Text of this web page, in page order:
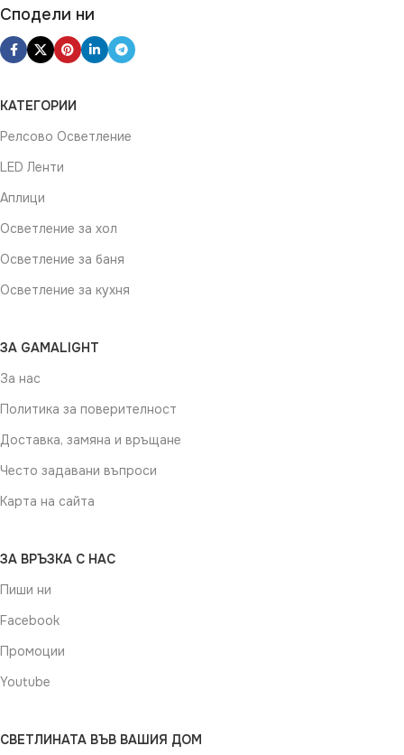
Сподели ни
КАТЕГОРИИ
Релсово Осветление
LED Ленти
Аплици
Осветление за хол
Осветление за баня
Осветление за кухня
ЗА GAMALIGHT
За нас
Политика за поверителност
Доставка, замяна и връщане
Често задавани въпроси
Карта на сайта
ЗА ВРЪЗКА С НАС
Пиши ни
Facebook
Промоции
Youtube
СВЕТЛИНАТА ВЪВ ВАШИЯ ДОМ